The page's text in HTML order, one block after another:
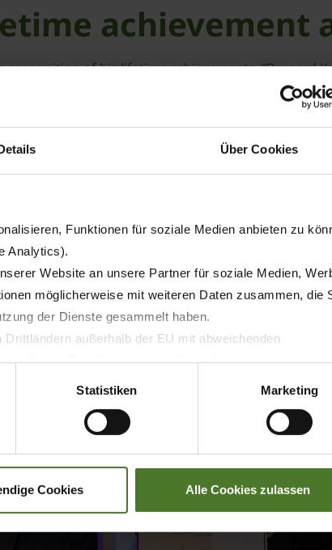
Über Cookies
Funktionen für soziale Medien anbieten zu
Analytics).
Website an unsere Partner für soziale Medien,
möglicherweise mit weiteren Daten zusammen, die
der Dienste gesammelt haben.
außerhalb der EU mit abweichenden
Zugriffen bzw. von Kontrollverlust bzgl.
Statistiken Marketing
Cookies Alle Cookies zulassen
achievement
of his lifetime achievements. “Bernard
the award. He has given a human face
to social and cultural causes. One
which supports wide-ranging projects. Dr